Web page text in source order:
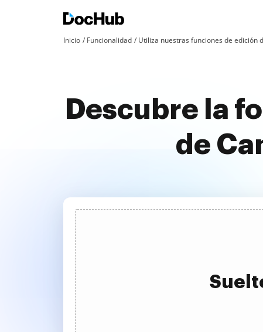
Inicio Funcionalidad Utiliza nuestras funciones de edición
Descubre la
de